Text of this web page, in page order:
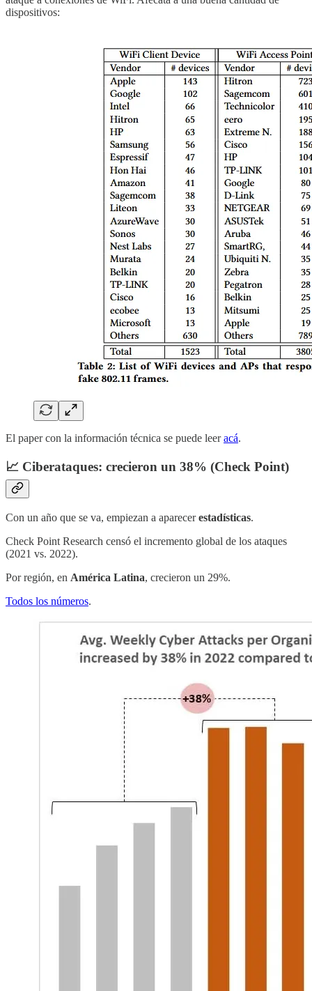
dispositivos:
El paper con la información técnica se puede leeracá.
📈 Ciberataques: crecieron un 38% (Check Point)
Con un año que se va, empiezan a aparecerestadísticas.
Check Point Research censó el incremento global de los ataques
(2021 vs. 2022).
Por región, en América Latina, crecieron un 29%.
Todos los números.